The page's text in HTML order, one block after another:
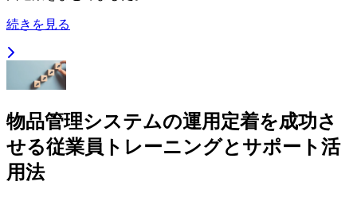
続きを見る
物品管理システムの運用定着を成功さ
せる従業員トレーニングとサポート活
用法